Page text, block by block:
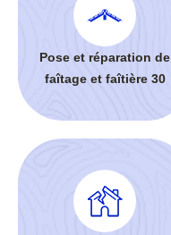
Pose et réparation de
faîtage et faîtière 30